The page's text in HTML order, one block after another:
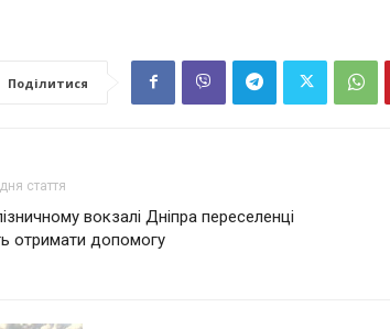
Поділитися
стаття
вокзалі Дніпра переселенці
отримати допомогу